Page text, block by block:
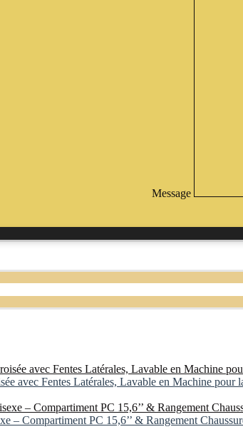
Message
avec Fentes Latérales, Lavable en Machine pour
– Compartiment PC 15,6’’ & Rangement